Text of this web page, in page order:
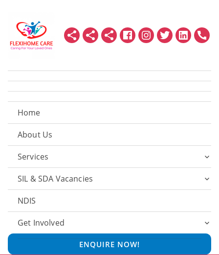
Home
About Us
Services
SIL & SDA Vacancies
NDIS
Get Involved
ENQUIRE NOW!